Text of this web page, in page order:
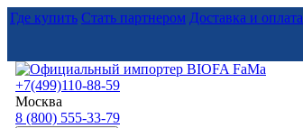
Где купить Стать партнером Доставка и оплата
+7(499)110-88-59
Москва
8 (800) 555-33-79